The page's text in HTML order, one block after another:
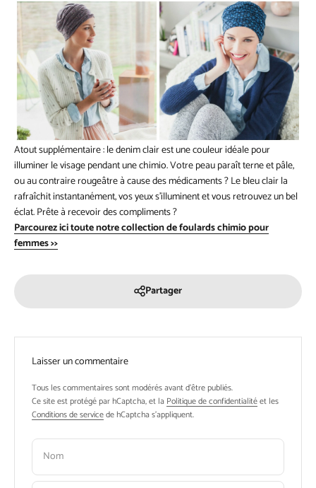
Atout supplémentaire : le denim clair est une couleur idéale pour
illuminer le visage pendant une chimio. Votre peau paraît terne et pâle,
ou au contraire rougeâtre à cause des médicaments ? Le bleu clair la
rafraîchit instantanément, vos yeux s’illuminent et vous retrouvez un bel
éclat. Prête à recevoir des compliments ?
Parcourez ici toute notre collection de foulards chimio pour
femmes >>
Partager
Laisser un commentaire
Tous les commentaires sont modérés avant d'être publiés.
Ce site est protégé par hCaptcha, et la Politique de confidentialitéet les
Conditions de servicede hCaptcha s’appliquent.
Nom